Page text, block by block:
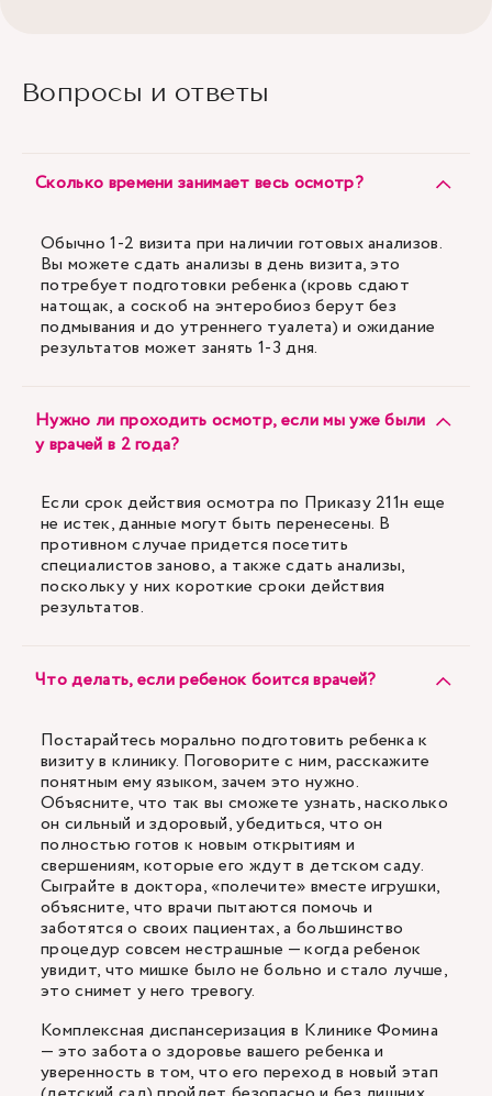
Вопросы и ответы
Сколько времени занимает весь осмотр?
Обычно 1-2 визита при наличии готовых анализов.
Вы можете сдать анализы в день визита, это
потребует подготовки ребенка (кровь сдают
натощак, а соскоб на энтеробиоз берут без
подмывания и до утреннего туалета) и ожидание
результатов может занять 1-3 дня.
Нужно ли проходить осмотр, если мы уже были
у врачей в 2 года?
Если срок действия осмотра по Приказу 211н еще
не истек, данные могут быть перенесены. В
противном случае придется посетить
специалистов заново, а также сдать анализы,
поскольку у них короткие сроки действия
результатов.
Что делать, если ребенок боится врачей?
Постарайтесь морально подготовить ребенка к
визиту в клинику. Поговорите с ним, расскажите
понятным ему языком, зачем это нужно.
Объясните, что так вы сможете узнать, насколько
он сильный и здоровый, убедиться, что он
полностью готов к новым открытиям и
свершениям, которые его ждут в детском саду.
Сыграйте в доктора, «полечите» вместе игрушки,
объясните, что врачи пытаются помочь и
заботятся о своих пациентах, а большинство
процедур совсем нестрашные — когда ребенок
увидит, что мишке было не больно и стало лучше,
это снимет у него тревогу.
Комплексная диспансеризация в Клинике Фомина
— это забота о здоровье вашего ребенка и
уверенность в том, что его переход в новый этап